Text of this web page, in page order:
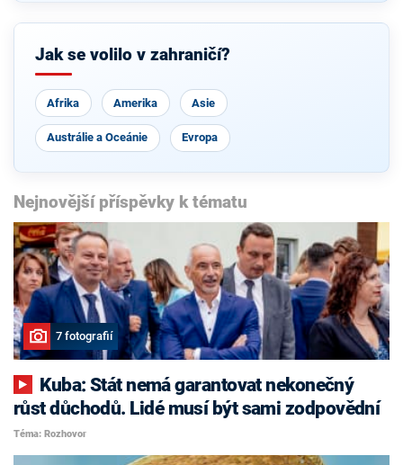
Jak se volilo v zahraničí?
Afrika Amerika Asie
Austrálie a Oceánie Evropa
Nejnovější příspěvky k tématu
7 fotografií
růst důchodů. Lidé musí být sami zodpovědní
Téma: Rozhovor